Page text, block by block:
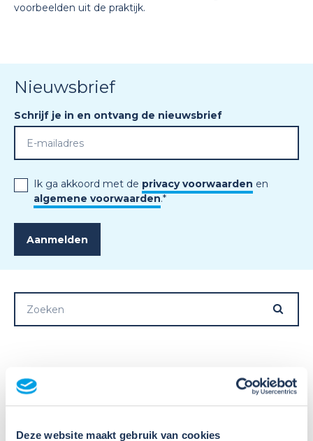
Deze website maakt gebruik van cookies
voorbeelden uit de praktijk.
Nieuwsbrief
Schrijf je in en ontvang de nieuwsbrief
Ik ga akkoord met de privacy voorwaarden en
algemene voorwaarden.*
Meer nieuws